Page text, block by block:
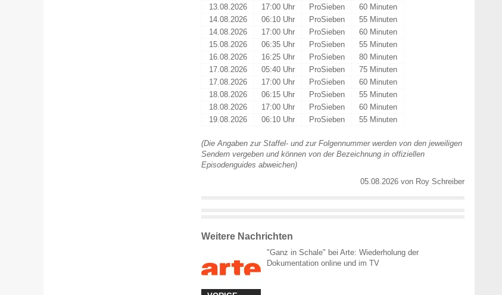
13.08.2026
17:00 Uhr ProSieben
60 Minuten
14.08.2026
06:10 Uhr ProSieben
55 Minuten
14.08.2026
17:00 Uhr ProSieben
60 Minuten
15.08.2026
06:35 Uhr ProSieben
55 Minuten
16.08.2026
16:25 Uhr ProSieben
80 Minuten
17.08.2026
05:40 Uhr ProSieben
75 Minuten
17.08.2026
17:00 Uhr ProSieben
60 Minuten
18.08.2026
06:15 Uhr ProSieben
55 Minuten
18.08.2026
17:00 Uhr ProSieben
60 Minuten
19.08.2026
06:10 Uhr ProSieben 55 Minuten
(Die Angaben zur Staffel- und zur Folgennummer werden von den jeweiligen
Sendern vergeben und können von der Bezeichnung in offiziellen
Episodenguides abweichen)
05.08.2026 von Roy Schreiber
Weitere Nachrichten
"Ganz in Schale" bei Arte: Wiederholung der
Dokumentation online und im TV